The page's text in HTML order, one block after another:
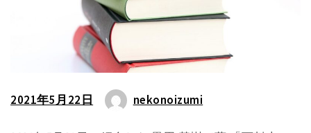
2021年5月22日 nekonoizumi